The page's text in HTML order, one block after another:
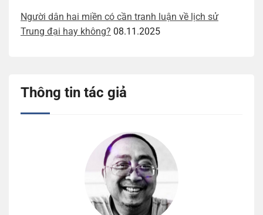
Người dân hai miền có cần tranh luận về lịch sử
Trung đại hay không? 08.11.2025
Thông tin tác giả